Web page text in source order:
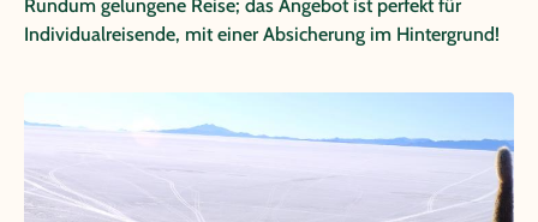
Rundum gelungene Reise; das Angebot ist perfekt für
Individualreisende, mit einer Absicherung im Hintergrund!